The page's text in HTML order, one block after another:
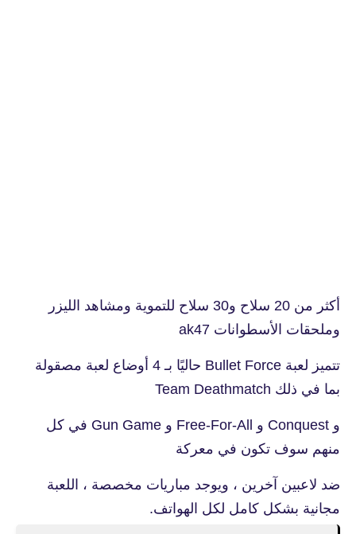
أكثر من 20 سلاح و30 سلاح للتموية ومشاهد الليزر
وملحقات الأسطوانات ak47
تتميز لعبة Bullet Force حاليًا بـ 4 أوضاع لعبة مصقولة
بما في ذلك Team Deathmatch
و Conquest و Free-For-All و Gun Game في كل
منهم سوف تكون في معركة
ضد لاعبين آخرين ، ويوجد مباريات مخصصة ، اللعبة
مجانية بشكل كامل لكل الهواتف.